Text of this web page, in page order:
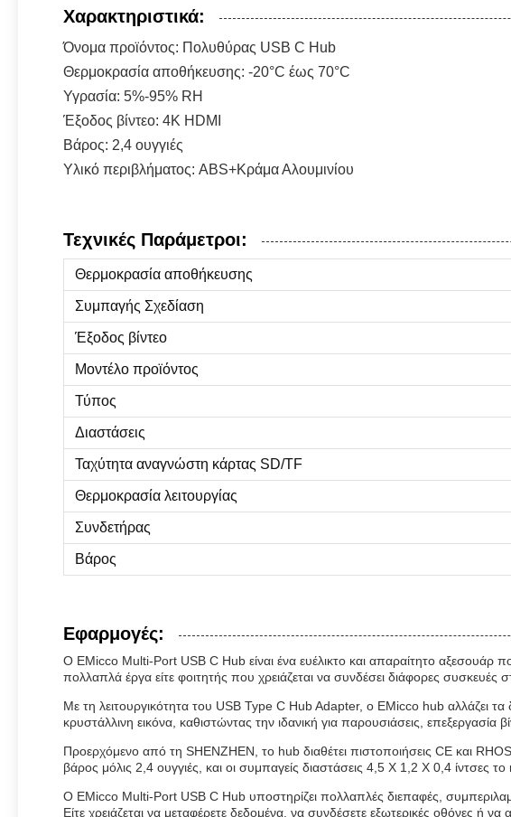
Χαρακτηριστικά:
Όνομα προϊόντος: Πολυθύρας USB C Hub
Θερμοκρασία αποθήκευσης: -20°C έως 70°C
Υγρασία: 5%-95% RH
Έξοδος βίντεο: 4K HDMI
Βάρος: 2,4 ουγγιές
Υλικό περιβλήματος: ABS+Κράμα Αλουμινίου
Τεχνικές Παράμετροι:
Θερμοκρασία αποθήκευσης
Συμπαγής Σχεδίαση
Έξοδος βίντεο
Μοντέλο προϊόντος
Τύπος
Διαστάσεις
Ταχύτητα αναγνώστη κάρτας SD/TF
Θερμοκρασία λειτουργίας
Συνδετήρας
Βάρος
Εφαρμογές:
Ο EMicco Multi-Port USB C Hub είναι ένα ευέλικτο και απαραίτητο αξεσουάρ
πολλαπλά έργα είτε φοιτητής που χρειάζεται να συνδέσει διάφορες
Με τη λειτουργικότητα του USB Type C Hub Adapter, ο EMicco hub αλλάζει
κρυστάλλινη εικόνα, καθιστώντας την ιδανική για παρουσιάσεις, επεξεργασία
Προερχόμενο από τη SHENZHEN, το hub διαθέτει πιστοποιήσεις CE και
βάρος μόλις 2,4 ουγγιές, και οι συμπαγείς διαστάσεις 4,5 X 1,2 X 0,4 ίντσες
Ο EMicco Multi-Port USB C Hub υποστηρίζει πολλαπλές διεπαφές,
Είτε χρειάζεται να μεταφέρετε δεδομένα, να συνδέσετε εξωτερικές οθόνες